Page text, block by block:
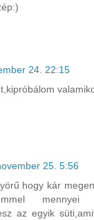
24. 22:15
25. 5:56
hogy kár
mennyei
az egyik